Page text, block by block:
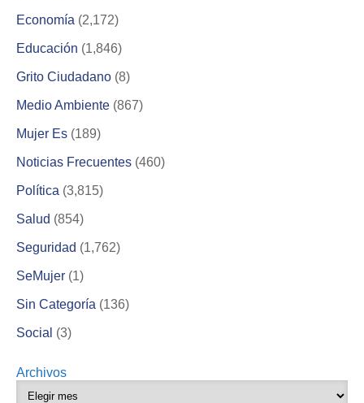
Economía (2,172)
Educación (1,846)
Grito Ciudadano (8)
Medio Ambiente (867)
Mujer Es (189)
Noticias Frecuentes (460)
Política (3,815)
Salud (854)
Seguridad (1,762)
SeMujer (1)
Sin Categoría (136)
Social (3)
Archivos